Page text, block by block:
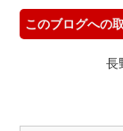
このブログへの
長